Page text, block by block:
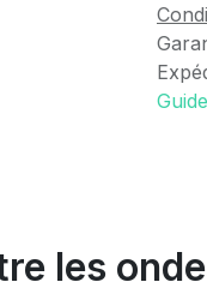
les